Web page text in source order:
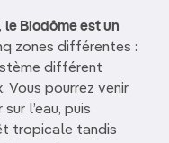
le Biodôme est un
zones différentes :
différent
Vous pourrez venir
l’eau, puis
tropicale tandis